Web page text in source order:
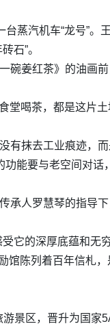
蒸汽机车“龙号”。王
石”。
碗姜红茶》的油画
堂喝茶，都是这片土
有抹去工业痕迹，
功能要与老空间对话
承人罗慧琴的指导
它的深厚底蕴和无
馆陈列着百年信札
游景区，晋升为国家